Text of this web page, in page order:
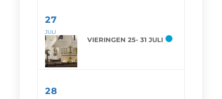
27
JULI
VIERINGEN 25- 31 JULI
28